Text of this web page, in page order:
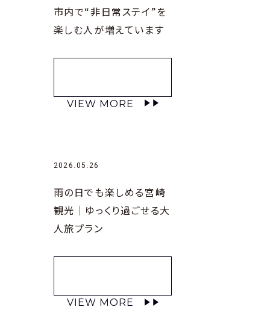
市内で“非日常ステイ”を
楽しむ人が増えています
VIEW MORE
雨の日でも楽しめる宮崎
観光｜ゆっくり過ごせる大
人旅プラン
2026.05.26
VIEW MORE